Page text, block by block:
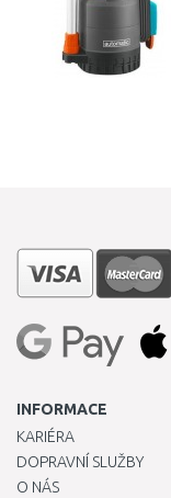
INFORMACE
KARIÉRA
DOPRAVNÍ SLUŽBY
O NÁS